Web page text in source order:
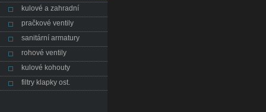
kulové a zahradní
pračkové ventily
sanitární armatury
rohové ventily
kulové kohouty
filtry klapky ost.